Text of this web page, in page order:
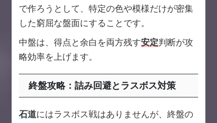
で作ろうとして、特定の色や模様だけが密集
した窮屈な盤面にすることです。
中盤は、得点と余白を両方残す安定判断が攻
略効率を上げます。
終盤攻略：詰み回避とラスボス対策
石道にはラスボス戦はありませんが、終盤の